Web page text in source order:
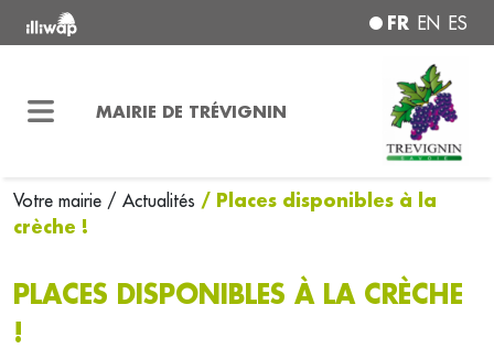
FR EN ES
MAIRIE DE TRÉVIGNIN
Votre mairie / Actualités / Places disponibles à la
crèche !
PLACES DISPONIBLES À LA CRÈCHE
!